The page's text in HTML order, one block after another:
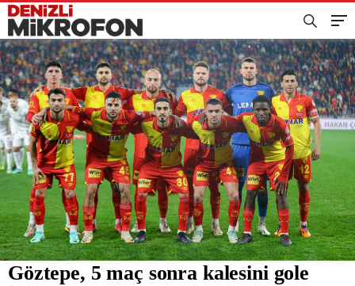
Göztepe, 5 maç sonra kalesini gole